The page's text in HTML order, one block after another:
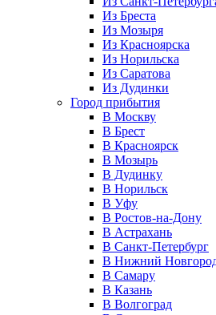
Из Бреста
Из Мозыря
Из Красноярска
Из Норильска
Из Саратова
Из Дудинки
Город прибытия
В Москву
В Брест
В Красноярск
В Мозырь
В Дудинку
В Норильск
В Уфу
В Ростов-на-Дону
В Астрахань
В Санкт-Петербург
В Нижний
В Самару
В Казань
В Волгоград